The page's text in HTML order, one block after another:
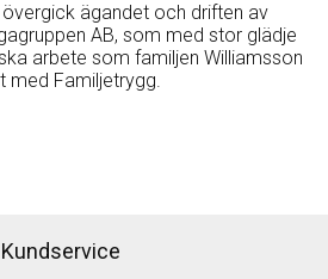
ägandet och driften av
AB, som med stor glädje
arbete som familjen Williamsson
med Familjetrygg.
Kundservice